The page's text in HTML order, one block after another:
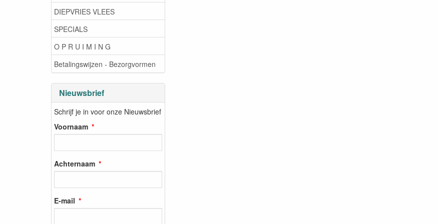
DIEPVRIES VLEES
SPECIALS
O P R U I M I N G
Betalingswijzen - Bezorgvormen
Nieuwsbrief
Schrijf je in voor onze Nieuwsbrief
Voornaam
Achternaam
E-mail